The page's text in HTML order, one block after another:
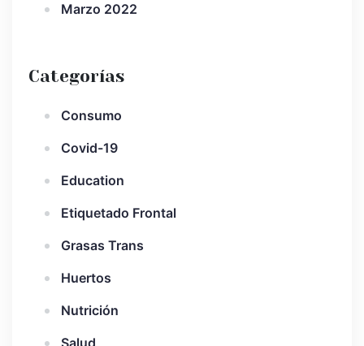
Marzo 2022
Categorías
Consumo
Covid-19
Education
Etiquetado Frontal
Grasas Trans
Huertos
Nutrición
Salud